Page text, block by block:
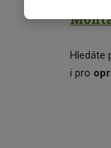
Hledáte
i pro